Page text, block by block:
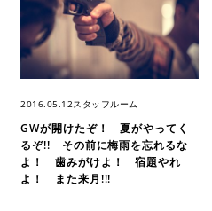
2016.05.12スタッフルーム
GWが開けたぞ！ 夏がやってく
るぞ!! その前に梅雨を忘れるな
よ！ 歯みがけよ！ 宿題やれ
よ！ また来月!!!